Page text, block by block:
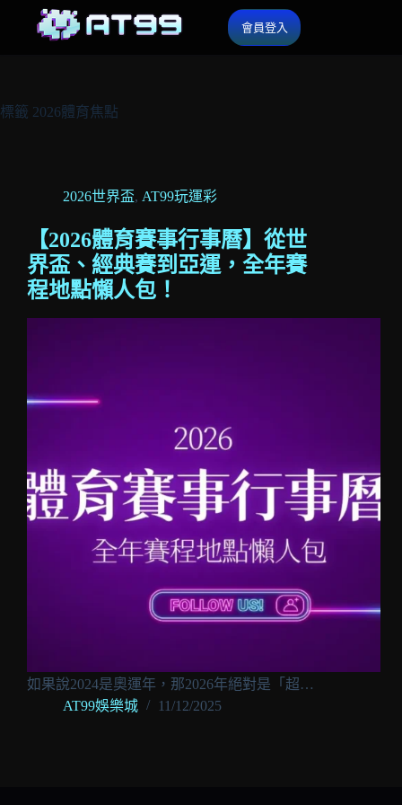
會員登入
標籤 2026體育焦點
2026世界盃, AT99玩運彩
【2026體育賽事行事曆】從世
界盃、經典賽到亞運，全年賽
程地點懶人包！
如果說2024是奧運年，那2026年絕對是「超…
AT99娛樂城
11/12/2025